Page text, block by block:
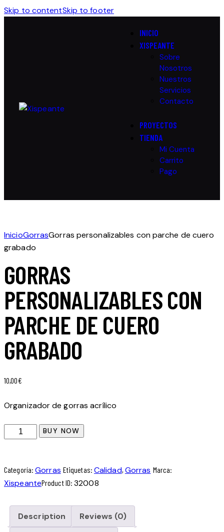
Skip to contentSkip to footer
INICIO
XISPEANTE
Sobre
Nosotros
Nuestros
Servicios
Contacto
PROYECTOS
TIENDA
Mi Cuenta
Carrito
Pago
InicioGorrasGorras personalizables con parche de cuero
grabado
GORRAS
PERSONALIZABLES CON
PARCHE DE CUERO
GRABADO
10,00€
Organizador de gorras acrílico
BUY NOW
Categoría:Gorras Etiquetas: Calidad, Gorras Marca:
XispeanteProduct ID:32008
Description Reviews (0)